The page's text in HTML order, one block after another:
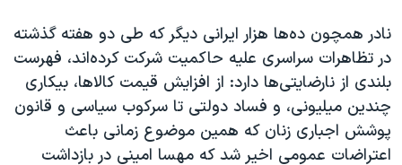
نادر همچون ده‌ها هزار ایرانی دیگر که طی دو هفته گذشته
در تظاهرات سراسری علیه حاکمیت شرکت کرده‌اند، فهرست
بلندی از نارضایتی‌ها دارد: از افزایش قیمت کالاها، بیکاری
چندین میلیونی، و فساد دولتی تا سرکوب سیاسی و قانون
پوشش اجباری زنان که همین موضوع زمانی باعث
اعتراضات عمومی اخیر شد که مهسا امینی در بازداشت